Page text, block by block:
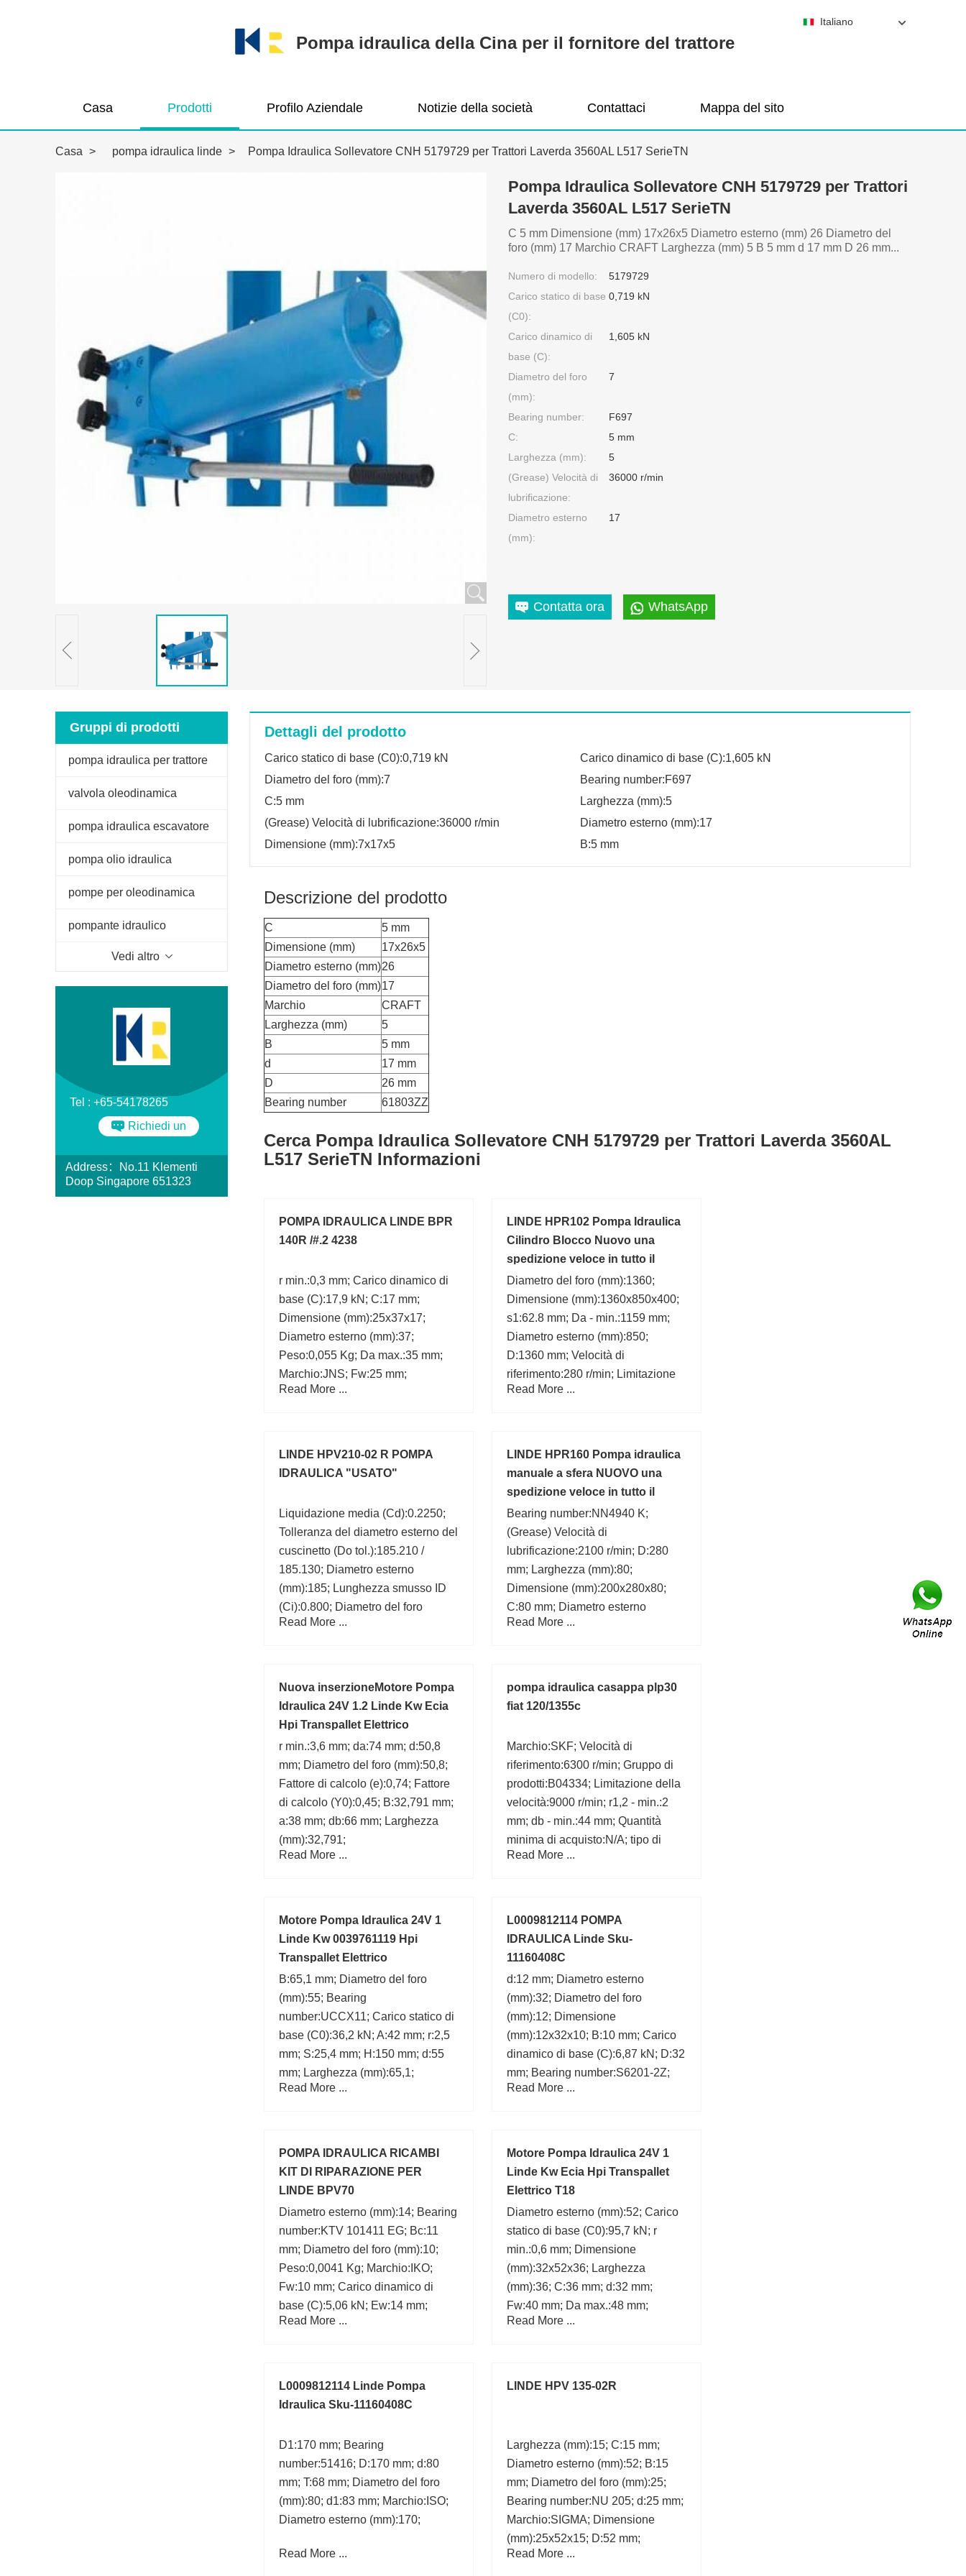
Pompa idraulica della Cina per il fornitore del trattore
Casa Prodotti Profilo Aziendale Notizie della società Contattaci Mappa del sito
Italiano
Casa > pompa idraulica linde > Pompa Idraulica Sollevatore CNH 5179729 per Trattori Laverda 3560AL L517 SerieTN
Pompa Idraulica Sollevatore CNH 5179729 per Trattori
Laverda 3560AL L517 SerieTN
C 5 mm Dimensione (mm) 17x26x5 Diametro esterno (mm) 26 Diametro del
foro (mm) 17 Marchio CRAFT Larghezza (mm) 5 B 5 mm d 17 mm D 26 mm...
Numero di modello:
5179729
Carico statico di base
(C0):
0,719 kN
Carico dinamico di
base (C):
1,605 kN
Diametro del foro
(mm):
7
Bearing number:
F697
C:
5 mm
Larghezza (mm):
5
(Grease) Velocità di
lubrificazione:
36000 r/min
Diametro esterno
(mm):
17
Contatta ora WhatsApp
Gruppi di prodotti
pompa idraulica per trattore
valvola oleodinamica
pompa idraulica escavatore
pompa olio idraulica
pompe per oleodinamica
pompante idraulico
Vedi altro
Tel : +65-54178265
Richiedi un
Address：No.11 Klementi
Doop Singapore 651323
Dettagli del prodotto
Carico statico di base (C0):0,719 kN
Carico dinamico di base (C):1,605 kN
Diametro del foro (mm):7
Bearing number:F697
C:5 mm
Larghezza (mm):5
(Grease) Velocità di lubrificazione:36000 r/min
Diametro esterno (mm):17
Dimensione (mm):7x17x5
B:5 mm
Descrizione del prodotto
C
5 mm
Dimensione (mm)
17x26x5
Diametro esterno (mm)26
Diametro del foro (mm)17
Marchio
CRAFT
Larghezza (mm)
5
B
5 mm
d
17 mm
D
26 mm
Bearing number
61803ZZ
Cerca Pompa Idraulica Sollevatore CNH 5179729 per Trattori Laverda 3560AL
L517 SerieTN Informazioni
POMPA IDRAULICA LINDE BPR
140R /#.2 4238
r min.:0,3 mm; Carico dinamico di
base (C):17,9 kN; C:17 mm;
Dimensione (mm):25x37x17;
Diametro esterno (mm):37;
Peso:0,055 Kg; Da max.:35 mm;
Marchio:JNS; Fw:25 mm;
Larghezza (mm):17;
Read More ...
LINDE HPR102 Pompa Idraulica
Cilindro Blocco Nuovo una
spedizione veloce in tutto il
mondo
Diametro del foro (mm):1360;
Dimensione (mm):1360x850x400;
s1:62.8 mm; Da - min.:1159 mm;
Diametro esterno (mm):850;
D:1360 mm; Velocità di
riferimento:280 r/min; Limitazione
della velocità:380 r/min; da -
Read More ...
LINDE HPV210-02 R POMPA
IDRAULICA "USATO"
Liquidazione media (Cd):0.2250;
Tolleranza del diametro esterno del
cuscinetto (Do tol.):185.210 /
185.130; Diametro esterno
(mm):185; Lunghezza smusso ID
(Ci):0.800; Diametro del foro
(mm):180; Lunghezza smusso OD
cuscinetto, nominale (B):
Read More ...
LINDE HPR160 Pompa idraulica
manuale a sfera NUOVO una
spedizione veloce in tutto il
mondo
Bearing number:NN4940 K;
(Grease) Velocità di
lubrificazione:2100 r/min; D:280
mm; Larghezza (mm):80;
Dimensione (mm):200x280x80;
C:80 mm; Diametro esterno
(mm):280; Diametro del foro
Read More ...
Nuova inserzioneMotore Pompa
Idraulica 24V 1.2 Linde Kw Ecia
Hpi Transpallet Elettrico
r min.:3,6 mm; da:74 mm; d:50,8
mm; Diametro del foro (mm):50,8;
Fattore di calcolo (e):0,74; Fattore
di calcolo (Y0):0,45; B:32,791 mm;
a:38 mm; db:66 mm; Larghezza
(mm):32,791;
Read More ...
pompa idraulica casappa plp30
fiat 120/1355c
Marchio:SKF; Velocità di
riferimento:6300 r/min; Gruppo di
prodotti:B04334; Limitazione della
velocità:9000 r/min; r1,2 - min.:2
mm; db - min.:44 mm; Quantità
minima di acquisto:N/A; tipo di
flangia:Non-Flanged Cup;
Read More ...
Motore Pompa Idraulica 24V 1
Linde Kw 0039761119 Hpi
Transpallet Elettrico
B:65,1 mm; Diametro del foro
(mm):55; Bearing
number:UCCX11; Carico statico di
base (C0):36,2 kN; A:42 mm; r:2,5
mm; S:25,4 mm; H:150 mm; d:55
mm; Larghezza (mm):65,1;
Read More ...
L0009812114 POMPA
IDRAULICA Linde Sku-
11160408C
d:12 mm; Diametro esterno
(mm):32; Diametro del foro
(mm):12; Dimensione
(mm):12x32x10; B:10 mm; Carico
dinamico di base (C):6,87 kN; D:32
mm; Bearing number:S6201-2Z;
Larghezza (mm):10; C:10 mm;
Read More ...
POMPA IDRAULICA RICAMBI
KIT DI RIPARAZIONE PER
LINDE BPV70
Diametro esterno (mm):14; Bearing
number:KTV 101411 EG; Bc:11
mm; Diametro del foro (mm):10;
Peso:0,0041 Kg; Marchio:IKO;
Fw:10 mm; Carico dinamico di
base (C):5,06 kN; Ew:14 mm;
Read More ...
Motore Pompa Idraulica 24V 1
Linde Kw Ecia Hpi Transpallet
Elettrico T18
Diametro esterno (mm):52; Carico
statico di base (C0):95,7 kN; r
min.:0,6 mm; Dimensione
(mm):32x52x36; Larghezza
(mm):36; C:36 mm; d:32 mm;
Fw:40 mm; Da max.:48 mm;
Marchio:IKO;
Read More ...
L0009812114 Linde Pompa
Idraulica Sku-11160408C
D1:170 mm; Bearing
number:51416; D:170 mm; d:80
mm; T:68 mm; Diametro del foro
(mm):80; d1:83 mm; Marchio:ISO;
Diametro esterno (mm):170;
Read More ...
LINDE HPV 135-02R
Larghezza (mm):15; C:15 mm;
Diametro esterno (mm):52; B:15
mm; Diametro del foro (mm):25;
Bearing number:NU 205; d:25 mm;
Marchio:SIGMA; Dimensione
(mm):25x52x15; D:52 mm;
Read More ...